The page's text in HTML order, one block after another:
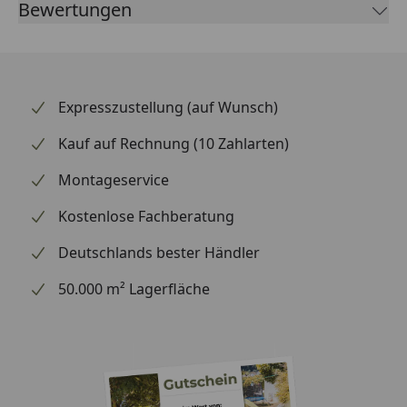
Praxisnahe Tests:
Simulieren Sie den Alltag – wie
Sie ruhig mal einen Hammer fallen oder stellen Sie
dann hin. Beobachten Sie, ob sich der Stuhl in den
Schuhen, scharfe Kratzer – testen Sie, wie robust
Wand – vertikal und horizontal, um die
Esstisch oder Bett? Welche Terrassendiele passt zu
Ihren Gartenmöbeln und Pflanzkästen?
Bewertungen
Expresszustellung (auf Wunsch)
Kauf auf Rechnung (10 Zahlarten)
Montageservice
Kostenlose Fachberatung
Deutschlands bester Händler
50.000 m² Lagerfläche